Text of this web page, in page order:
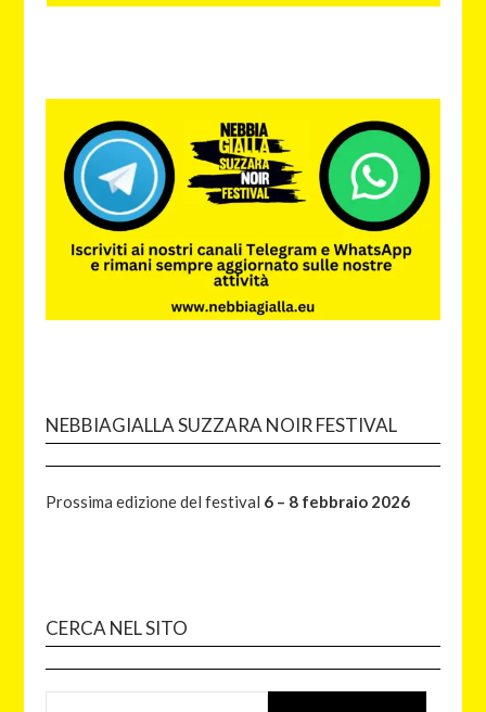
NEBBIAGIALLA SUZZARA NOIR FESTIVAL
Prossima edizione del festival 6 – 8 febbraio 2026
CERCA NEL SITO